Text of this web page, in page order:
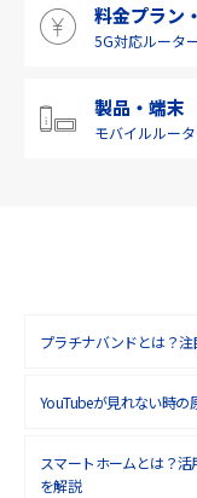
料金プラン
5G対応ルータ
製品・端末
モバイルルータ
プラチナバンドとは？
YouTubeが見れない時
スマートホームとは？
を解説